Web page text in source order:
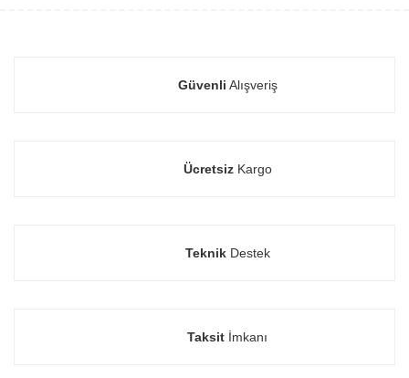
Güvenli Alışveriş
ÜcretsizKargo
TeknikDestek
Taksit İmkanı